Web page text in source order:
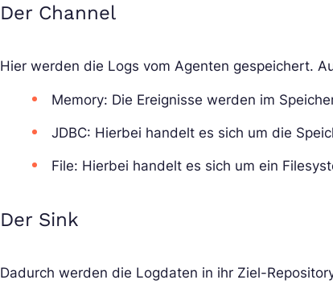
Der Channel
Hier werden die Logs vom Agenten gespeichert.
Memory: Die Ereignisse werden im
JDBC: Hierbei handelt es sich um die
File: Hierbei handelt es sich um ein
Der Sink
Dadurch werden die Logdaten in ihr Ziel-